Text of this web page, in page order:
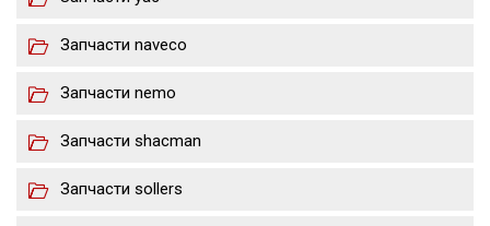
Запчасти naveco
Запчасти nemo
Запчасти shacman
Запчасти sollers